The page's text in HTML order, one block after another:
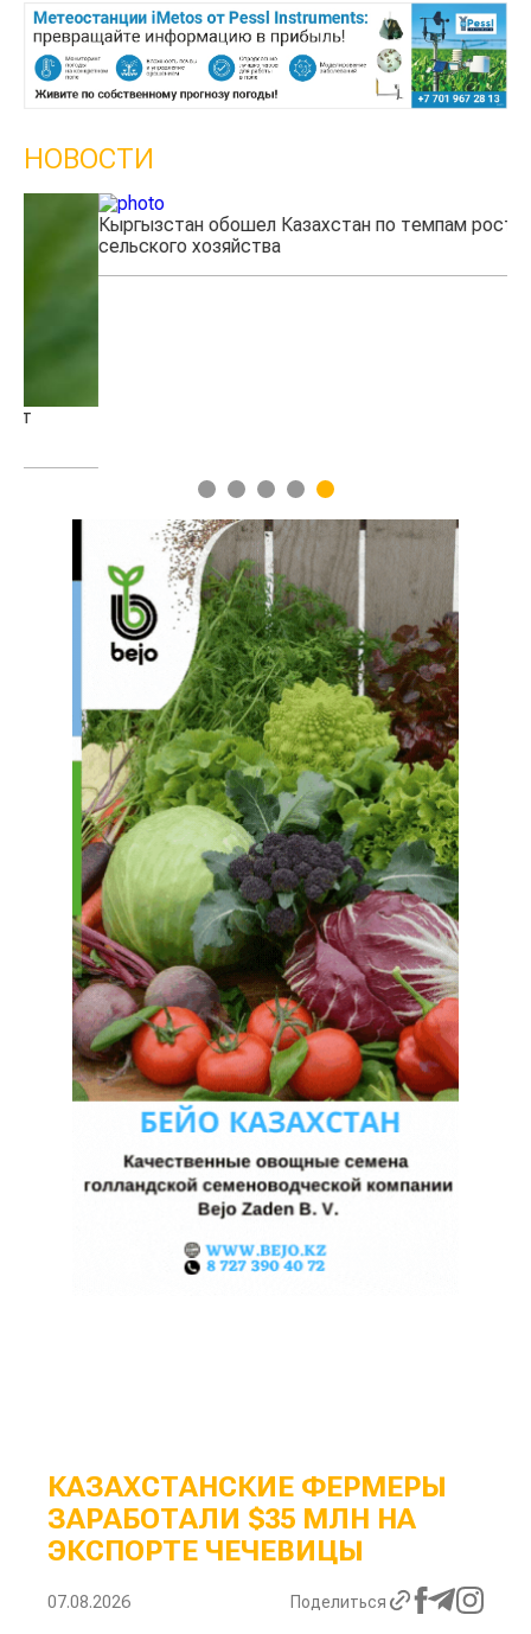
НОВОСТИ
Кыргызстан обошел Казахстан по темпам роста
сельского хозяйства
1 2 3 4 5
КАЗАХСТАНСКИЕ ФЕРМЕРЫ
ЗАРАБОТАЛИ $35 МЛН НА
ЭКСПОРТЕ ЧЕЧЕВИЦЫ
07.08.2026 Поделиться